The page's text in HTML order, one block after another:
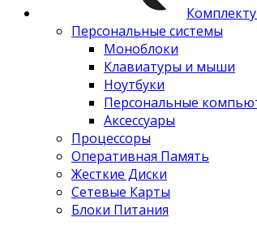
Персональные системы
Моноблоки
Клавиатуры и мыши
Ноутбуки
Персональные
Аксессуары
Процессоры
Оперативная Память
Жесткие Диски
Сетевые Карты
Блоки Питания